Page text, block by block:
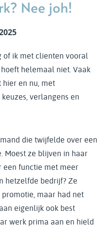
Nee joh!
of ik met clienten vooral
helemaal niet. Vaak
en nu, met
verlangens en
die twijfelde over een
Moest ze blijven in haar
een functie met meer
hetzelfde bedrijf? Ze
maar had net
eigenlijk ook best
werk prima aan en hield